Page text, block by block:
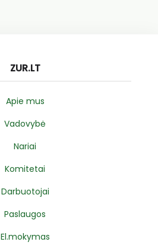
ZUR.LT
Apie mus
Vadovybė
Nariai
Komitetai
Darbuotojai
Paslaugos
El.mokymas